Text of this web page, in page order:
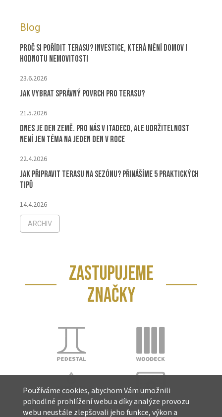
Používáme cookies, abychom Vám umožnili
pohodlné prohlížení webu a díky analýze provozu
webu neustále zlepšovali jeho funkce, výkon a
Blog
Proč si pořídit terasu? Investice, která mění domov i
hodnotu nemovitosti
23.6.2026
Jak vybrat správný povrch pro terasu?
21.5.2026
Dnes je Den Země. Pro nás v ITADECO, ale udržitelnost
není jen téma na jeden den v roce
22.4.2026
Jak připravit terasu na sezónu? Přinášíme 5 praktických
tipů
14.4.2026
ARCHIV
ZASTUPUJEME
ZNAČKY